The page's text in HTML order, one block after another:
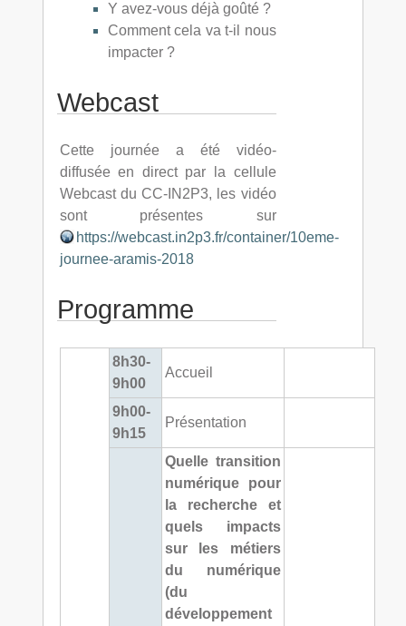
Y avez-vous déjà goûté ?
Comment cela va t-il nous
impacter ?
Webcast
Cette journée a été vidéo-
diffusée en direct par la cellule
Webcast du CC-IN2P3, les vidéo
sont présentes sur
https://webcast.in2p3.fr/container/10eme-
journee-aramis-2018
Programme
8h30-
9h00
Accueil
9h00-
9h15
Présentation
Quelle transition
numérique pour
la recherche et
quels impacts
sur les métiers
du numérique
(du
développement